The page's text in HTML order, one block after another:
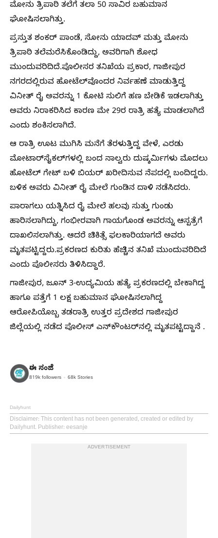
ಮೋನು ತ್ರಿಪಾಠಿ ತಲೆಗೆ ತಲಾ 50 ಸಾವಿರ ಬಹುಮಾನ
ಘೋಷಿಸಲಾಗಿತ್ತು.
ಪ್ರಸ್ತುತ ಶಂಕರ್‌ ಪಾಂಡೆ, ಸೋನು ಯಾದವ್‌ ಮತ್ತು ಮೋನು
ತ್ರಿಪಾಠಿ ತಲೆಮರೆಸಿಕೊಂಡಿದ್ದು, ಅವರಿಗಾಗಿ ಶೋಧ
ಮುಂದುವರಿದಿದೆ.ಪೊಲೀಸರ ತನಿಖೆಯ ಪ್ರಕಾರ, ಗಾಜೀಪುರ
ನಗರದಲ್ಲಿರುವ ಹೋಟೆಲ್‌ವೊಂದರ ನಿರ್ವಹಣೆ ಮಾಡುತ್ತಿದ್ದ
ವಿನೀತ್‌ ರೈ ಅವರನ್ನು 1 ಕೋಟಿ ಸುಲಿಗೆ ಹಣ ಬೇಡಿಕೆ ಇಡಲಾಗಿತ್ತು
ಅವರು ನಿರಾಕರಿಸಿದ ಕಾರಣ ಮೇ 29ರ ರಾತ್ರಿ ಹತ್ಯೆ ಮಾಡಲಾಗಿದೆ
ಎಂದು ಶಂಕಿಸಲಾಗಿದೆ.
ಆ ರಾತ್ರಿ ಊಟ ಮುಗಿಸಿ ಮನೆಗೆ ತೆರಳುತ್ತಿದ್ದ ವೇಳೆ, ಎರಡು
ಮೋಟಾರ್‌ಸೈಕಲ್‌ಗಳಲ್ಲಿ ಬಂದ ನಾಲ್ವರು ದುಷ್ಕರ್ಮಿಗಳು ಮೊದಲು
ಹೋಟೆಲ್‌ ಗೇಟ್‌ ಬಳಿ ಬಿಯರ್‌ ಖರೀದಿಸುವ ನೆಪದಲ್ಲಿ ಬಂದಿದ್ದರು.
ಬಳಿಕ ಅವರು ವಿನೀತ್‌ ರೈ ಮೇಲೆ ಗುಂಡಿನ ದಾಳಿ ನಡೆಸಿದರು.
ಪಾರಾಗಲು ಯತ್ನಿಸಿದ ರೈ ಮೇಲೆ ಹಲವು ಸುತ್ತು ಗುಂಡು
ಹಾರಿಸಲಾಗಿದ್ದು, ಗಂಭೀರವಾಗಿ ಗಾಯಗೊಂಡ ಅವರನ್ನು ಆಸ್ಪತ್ರೆಗೆ
ದಾಖಲಿಸಲಾಗಿತ್ತು. ಆದರೆ ಚಿಕಿತ್ಸೆ ಫಲಕಾರಿಯಾಗದೆ ಅವರು
ಮೃತಪಟ್ಟಿದ್ದರು.ಪ್ರಕರಣದ ಕುರಿತು ಹೆಚ್ಚಿನ ತನಿಖೆ ಮುಂದುವರಿದಿದೆ
ಎಂದು ಪೊಲೀಸರು ತಿಳಿಸಿದ್ದಾರೆ.
ಗಾಜೀಪುರ, ಜೂನ್‌ 3-ಉದ್ಯಮಿಯ ಹತ್ಯೆ ಪ್ರಕರಣದಲ್ಲಿ ಬೇಕಾಗಿದ್ದ
ಹಾಗೂ ಪತ್ತೆಗೆ 1 ಲಕ್ಷ ಬಹುಮಾನ ಘೋಷಿಸಲಾಗಿದ್ದ
ಆರೋಪಿಯೊಬ್ಬ ತಡರಾತ್ರಿ ಉತ್ತರ ಪ್ರದೇಶದ ಗಾಜೀಪುರ
ಜಿಲ್ಲೆಯಲ್ಲಿ ನಡೆದ ಪೊಲೀಸ್‌‍ ಎನ್‌ಕೌಂಟರ್‌ನಲ್ಲಿ ಮೃತಪಟ್ಟಿದ್ದಾನೆ .
ಈ ಸಂಜೆ
819k followers 68k Stories
Dailyhunt
Disclaimer: This content has not been generated, created or edited by
Dailyhunt. Publisher: eesanje
ADVERTISEMENT